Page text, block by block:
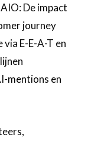
De impact
journey
E-E-A-T en
mentions en